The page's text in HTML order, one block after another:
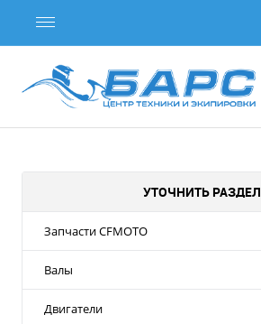
УТОЧНИТЬ РАЗДЕЛ
Запчасти CFMOTO
Валы
Двигатели